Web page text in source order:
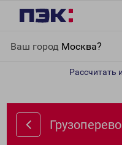
Ваш город Москва?
Рассчитать